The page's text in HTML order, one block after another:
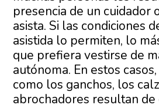
presencia de un cuidador
asista. Si las condiciones
asistida lo permiten, lo
que prefiera vestirse de
autónoma. En estos
como los ganchos, los
abrochadores resultan de